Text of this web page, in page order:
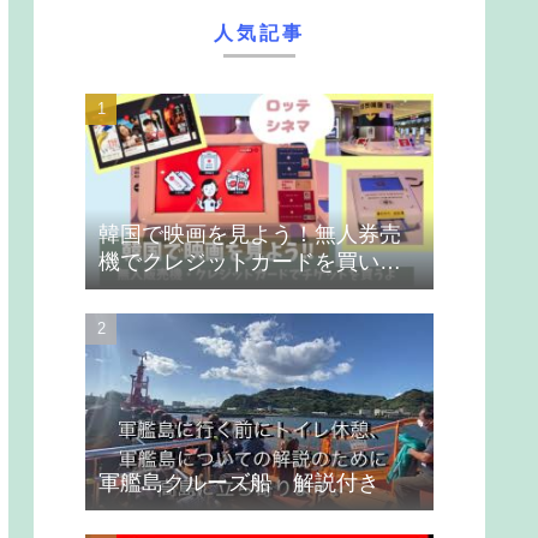
人気記事
韓国で映画を見よう！無人券売
機でクレジットカードを買いま
す
軍艦島クルーズ船 解説付き